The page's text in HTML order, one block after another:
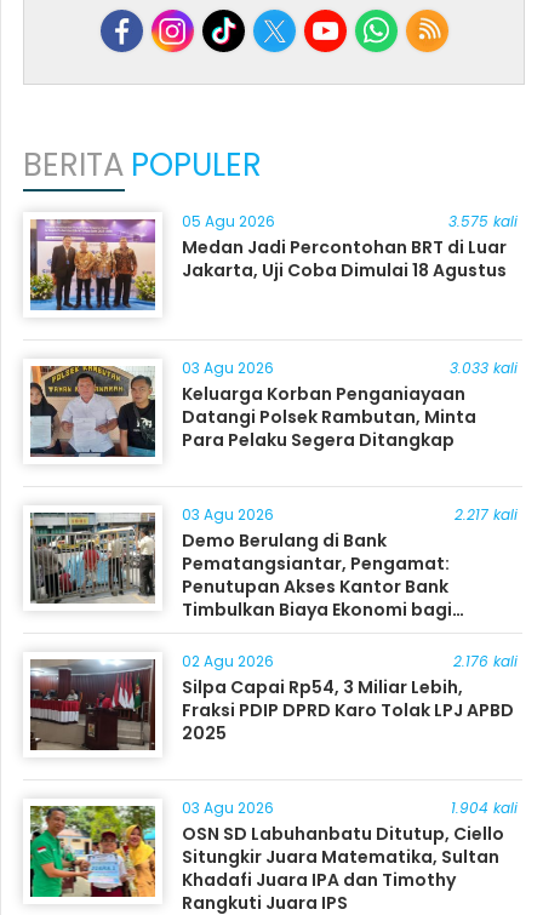
BERITA POPULER
05 Agu 2026 3.575 kali
Medan Jadi Percontohan BRT di Luar
Jakarta, Uji Coba Dimulai 18 Agustus
03 Agu 2026 3.033 kali
Keluarga Korban Penganiayaan
Datangi Polsek Rambutan, Minta
Para Pelaku Segera Ditangkap
03 Agu 2026 2.217 kali
Demo Berulang di Bank
Pematangsiantar, Pengamat:
Penutupan Akses Kantor Bank
Timbulkan Biaya Ekonomi bagi
Masyarakat
02 Agu 2026 2.176 kali
Silpa Capai Rp54, 3 Miliar Lebih,
Fraksi PDIP DPRD Karo Tolak LPJ APBD
2025
03 Agu 2026 1.904 kali
OSN SD Labuhanbatu Ditutup, Ciello
Situngkir Juara Matematika, Sultan
Khadafi Juara IPA dan Timothy
Rangkuti Juara IPS